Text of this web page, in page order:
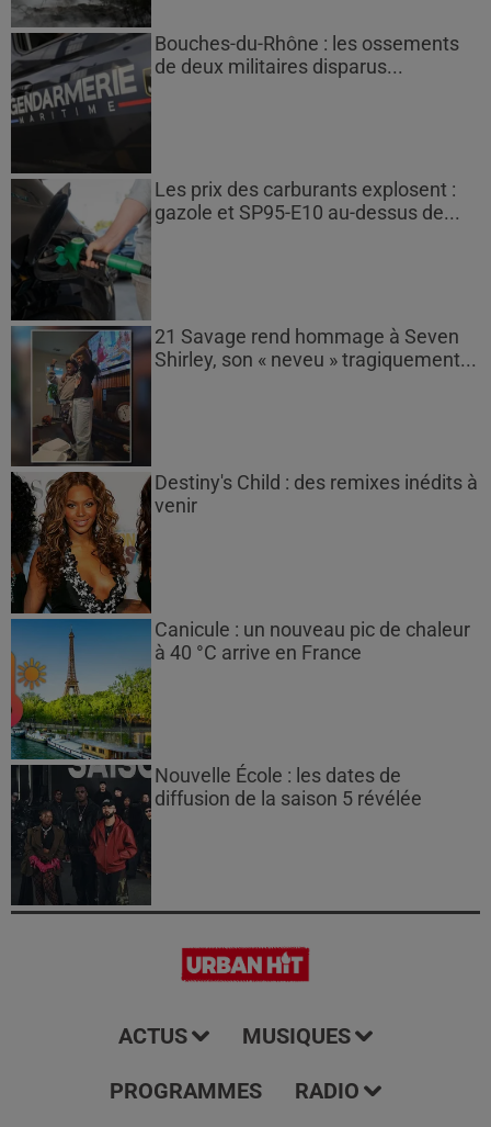
Bouches-du-Rhône : les ossements
de deux militaires disparus...
Les prix des carburants explosent :
gazole et SP95-E10 au-dessus de...
21 Savage rend hommage à Seven
Shirley, son « neveu » tragiquement...
Destiny's Child : des remixes inédits à
venir
Canicule : un nouveau pic de chaleur
à 40 °C arrive en France
Nouvelle École : les dates de
diffusion de la saison 5 révélée
ACTUS MUSIQUES
PROGRAMMES RADIO